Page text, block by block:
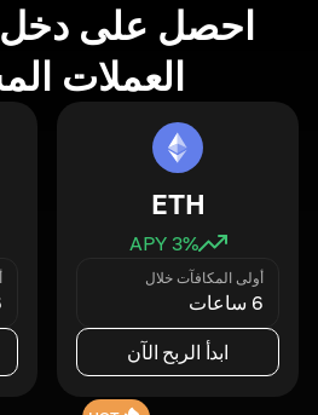
احصل على
العملات
ETH
3% APY
أولى المكافآت خلال
6 ساعات
ابدأ الربح الآن